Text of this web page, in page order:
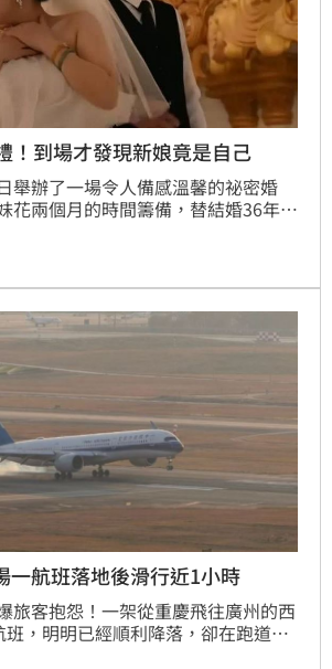
！到場才發現新娘竟是自己
舉辦了一場令人備感溫馨的祕密婚
花兩個月的時間籌備，替結婚36年的
發現主角竟是自己，當場又驚又喜，
一航班落地後滑行近1小時
旅客抱怨！一架從重慶飛往廣州的西
，明明已經順利降落，卻在跑道上